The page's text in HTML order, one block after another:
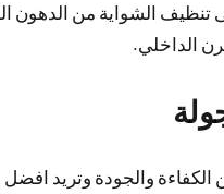
تنظيف الشواية من الدهون
الداخلي.
والجودة وتريد